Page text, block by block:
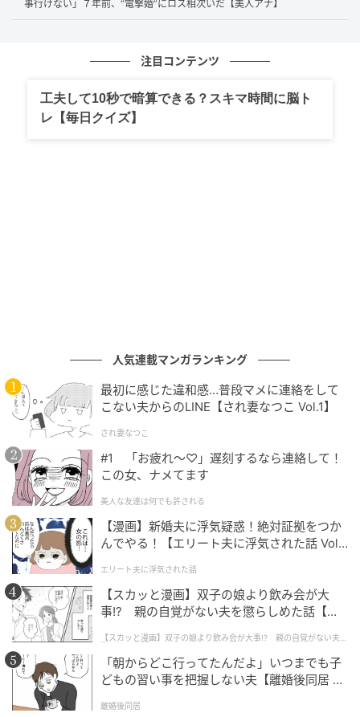
世界で起きた不可解な事件の真相解明に挑みます。
TOP10入り
地域で週間映画TOP10入りを果たしています。日本発
の作品がこれほど広い地域で視聴されたという事実
は、多くの視聴者に驚きを与えました。
なかでも注目されたのが、Netflix週間グローバル
Top10（非英語映画）で日本映画として初めて1位を獲
得したことです。この実績は、日本映画が世界規模で
評価された事例として大きな反響を呼びました。福田
雄一監督も、細部までこだわって制作した作品が世界
中で視聴されていることへの喜びを語っています。
SNSでも、「とんでもない偉業」「伝説級」など日本
映画初の週間グローバルTop10（非英語映画）1位とい
う快挙に驚くコメントが見られます。日本作品が世界
でも支持されたことを喜ぶ声や、ミステリーとコメデ
ィのバランスを楽しめる点を評価する声も見られま
す。
事行けない」７年前、“電撃婚”にロス相次いだ【美人アナ】
注目コンテンツ
工夫して10秒で暗算できる？スキマ時間に脳ト
レ【毎日クイズ】
人気連載マンガランキング
最初に感じた違和感…普段マメに連絡をして
こない夫からのLINE【され妻なつこ Vol.1】
され妻なつこ
#1 「お疲れ〜♡」遅刻するなら連絡して！
この女、ナメてます
美人な友達は何でも許される
【漫画】新婚夫に浮気疑惑！絶対証拠をつか
んでやる！【エリート夫に浮気された話 Vol.
エリート夫に浮気された話
【スカッと漫画】双子の娘より飲み会が大
事!? 親の自覚がない夫を懲らしめた話【第1
【スカッと漫画】双子の娘より飲み会が大事!? 親の自覚がない夫を
懲らしめた話
「朝からどこ行ってたんだよ」いつまでも子
どもの習い事を把握しない夫【離婚後同居 Vo
離婚後同居